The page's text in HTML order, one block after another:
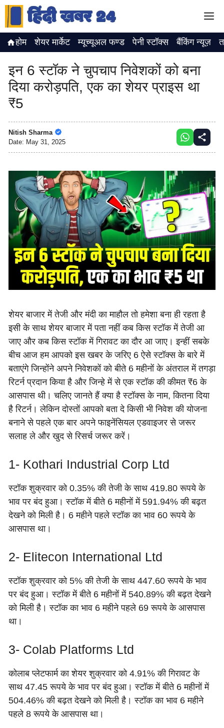
Skip
content
होम शेयर मार्केट म्यूच्यूअल फण्ड पेनी स्टॉक्स बैंकिंग न्यूज़
इन 6 स्टॉक ने चुपचाप निवेशकों को बना
दिया करोड़पति, एक का शेयर प्राइस था
₹5
Nitish Sharma
Date: May 31, 2025
शेयर बाजार में तेजी और मंदी का माहौल तो हमेशा बना ही रहता है
इसी के साथ शेयर बाजार में पता नहीं कब किस स्टॉक में तेजी आ
जाए और कब किस स्टॉक में गिरावट का दौर आ जाए। इन्हीं सबके
बीच आज हम आपको इस खबर के जरिए 6 ऐसे स्टॉक्स के बारे में
बताएंगे जिन्होंने अपने निवेशकों को बीते 6 महीनों के अंतराल में तगड़ा
रिटर्न प्रदान किया है और जिन्हे में से एक स्टॉक की कीमत ₹6 के
आसपास थी। चलिए जानते हैं क्या है स्टॉक्स के नाम, कितना दिया
है रिटर्न। लेकिन दोस्तों आपको बता दे किसी भी निवेश की योजना
बनाने से पहले एक बार अपने फाइनेंसियल एडवाइजर से जरूर
सलाह ले और खुद से रिसर्च जरूर करें।
1- Kothari Industrial Corp Ltd
स्टॉक शुक्रवार को 0.35% की तेजी के साथ 419.80 रूपये के
भाव पर बंद हुआ। स्टॉक में बीते 6 महीनों में 591.94% की बढ़त
देखने को मिली है। 6 महीने पहले स्टॉक का भाव 60 रूपये के
आसपास था।
2- Elitecon International Ltd
स्टॉक शुक्रवार को 5% की तेजी के साथ 447.60 रूपये के भाव
पर बंद हुआ। स्टॉक में बीते 6 महीनों में 540.89% की बढ़त देखने
को मिली है। स्टॉक का भाव 6 महीने पहले 69 रूपये के आसपास
था।
3- Colab Platforms Ltd
कोलाब प्लेटफार्म का शेयर शुक्रवार को 4.91% की गिरावट के
साथ 47.45 रूपये के भाव पर बंद हुआ। स्टॉक में बीते 6 महीनों में
504.46% की बढ़त देखने को मिली है। स्टॉक का भाव 6 महीने
पहले 8 रूपये के आसपास था।